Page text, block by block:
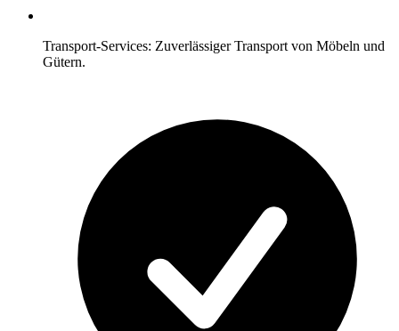
Transport-Services: Zuverlässiger Transport von Möbeln und
Gütern.